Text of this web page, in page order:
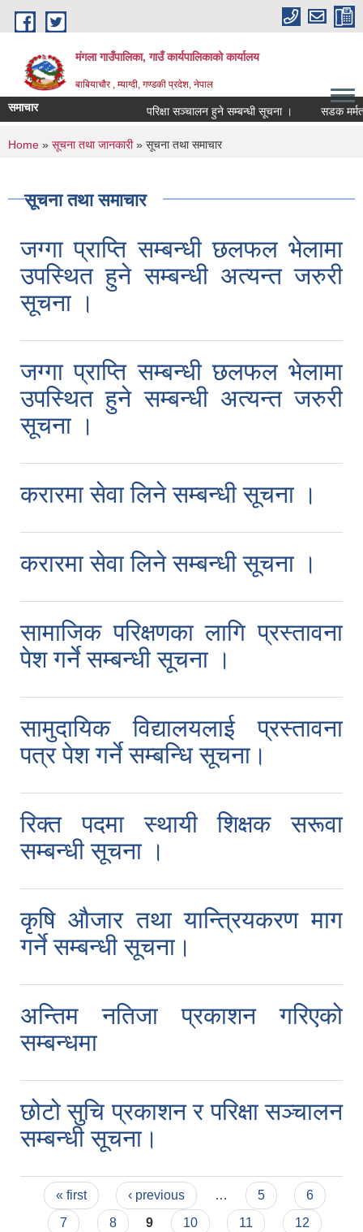
Skip to main content
मंगला गाउँपालिका, गाउँ कार्यपालिकाको कार्यालय
बाबियाचौर , म्याग्दी, गण्डकी प्रदेश, नेपाल
समाचार परिक्षा सञ्चालन हुने सम्बन्धी सूचना । सडक मर्मत
You are here
Home » सूचना तथा जानकारी» सूचना तथा समाचार
सूचना तथा समाचार
जग्गा प्राप्ति सम्बन्धी छलफल भेलामा
उपस्थित हुने सम्बन्धी अत्यन्त जरुरी
सूचना ।
जग्गा प्राप्ति सम्बन्धी छलफल भेलामा
उपस्थित हुने सम्बन्धी अत्यन्त जरुरी
सूचना ।
करारमा सेवा लिने सम्बन्धी सूचना ।
करारमा सेवा लिने सम्बन्धी सूचना ।
सामाजिक परिक्षणका लागि प्रस्तावना
पेश गर्ने सम्बन्धी सूचना ।
सामुदायिक विद्यालयलाई प्रस्तावना
पत्र पेश गर्ने सम्बन्धि सूचना।
रिक्त पदमा स्थायी शिक्षक सरूवा
सम्बन्धी सूचना ।
कृषि औजार तथा यान्त्रियकरण माग
गर्ने सम्बन्धी सूचना।
अन्तिम नतिजा प्रकाशन गरिएको
सम्बन्धमा
छोटो सुचि प्रकाशन र परिक्षा सञ्चालन
सम्बन्धी सूचना।
Pages
« first ‹ previous … 5
6
7
8 9 10 11
12